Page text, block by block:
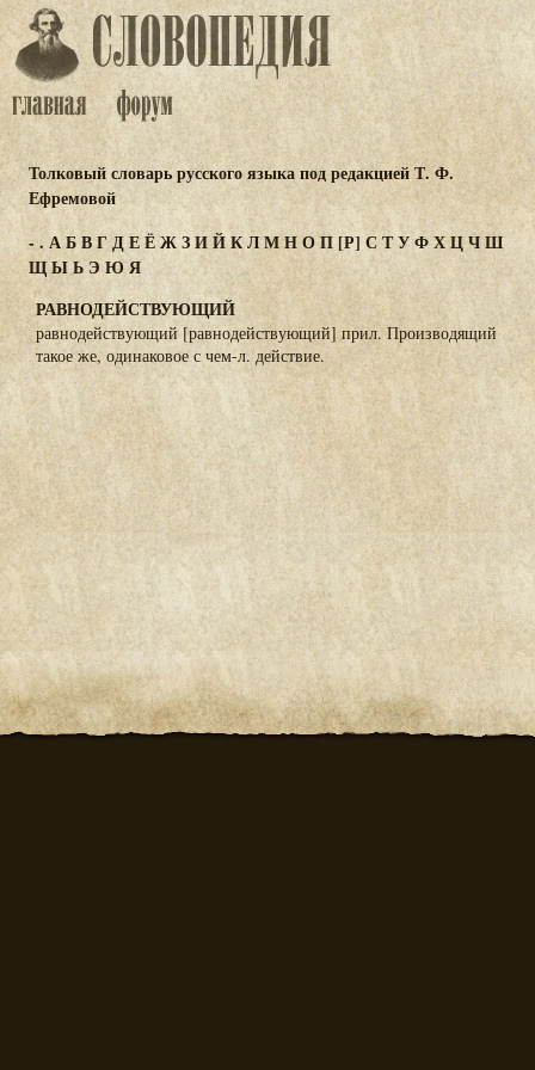
Толковый словарь русского языка под редакцией Т. Ф.
Ефремовой
- . АБВГДЕЁЖЗИЙКЛМНОП [Р] С ТУФХЦЧШ
ЩЫЬЭ ЮЯ
РАВНОДЕЙСТВУЮЩИЙ
равнодействующий [равнодействующий] прил. Производящий
такое же, одинаковое с чем-л. действие.